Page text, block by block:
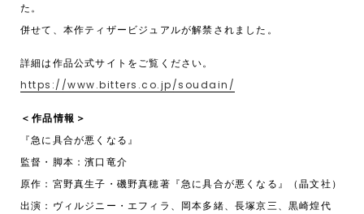
た。
併せて、本作ティザービジュアルが解禁されました。
詳細は作品公式サイトをご覧ください。
https://www.bitters.co.jp/soudain/
＜作品情報＞
『急に具合が悪くなる』
監督・脚本：濱口竜介
原作：宮野真生子・磯野真穂著『急に具合が悪くなる』（晶文社）
出演：ヴィルジニー・エフィラ、岡本多緒、長塚京三、黒崎煌代